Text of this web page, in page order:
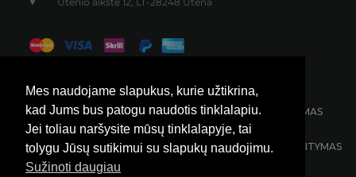
Mes naudojame slapukus, kurie užtikrina,
kad Jums bus patogu naudotis tinklalapiu.
Jei toliau naršysite mūsų tinklalapyje, tai
tolygu Jūsų sutikimui su slapukų naudojimu.
Sužinoti daugiau